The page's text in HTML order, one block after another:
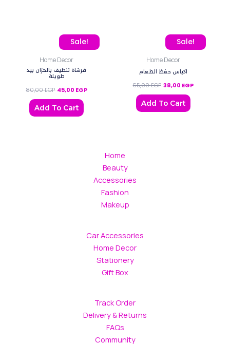
Sale!
Home Decor
فرشاة تنظيف بالخزان بيد
طويلة
80,00EGP
Original price was: 80,00 EGP.
45,00 EGP
Current price is: 45,00 EGP.
Add To Cart
Sale!
Home Decor
اكياس حفظ الطعام
55,00EGP
Original price was:
38,00 EGP
Current price
Add To Cart
Home
Beauty
Accessories
Fashion
Makeup
Car Accessories
Home Decor
Stationery
Gift Box
Track Order
Delivery & Returns
FAQs
Community